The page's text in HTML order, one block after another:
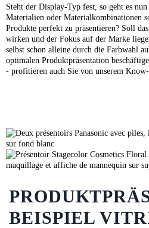
Steht der Display-Typ fest, so geht es
Materialien oder Materialkombinationen
Produkte perfekt zu präsentieren? Soll
wirken und der Fokus auf der Marke
selbst schon alleine durch die Farbwahl
optimalen Produktpräsentation
- profitieren auch Sie von unserem
BEISPIEL